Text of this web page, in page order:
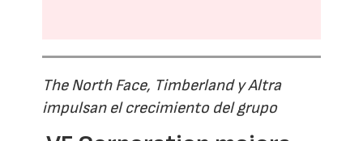
The North Face, Timberland y Altra
impulsan el crecimiento del grupo